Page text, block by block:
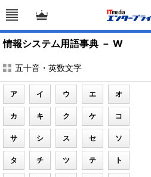
情報システム用語事典 － W
五十音・英数文字
ア イ ウ エ オ
カ キ ク ケ コ
サ シ ス セ ソ
タ チ ツ テ ト